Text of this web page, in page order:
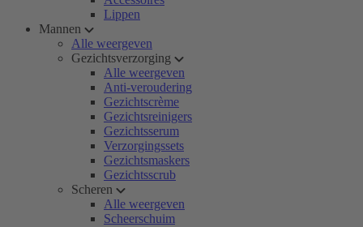
Lippen
Mannen
Alle weergeven
Gezichtsverzorging
Alle weergeven
Anti-veroudering
Gezichtscrème
Gezichtsreinigers
Gezichtsserum
Verzorgingssets
Gezichtsmaskers
Gezichtsscrub
Scheren
Alle weergeven
Scheerschuim